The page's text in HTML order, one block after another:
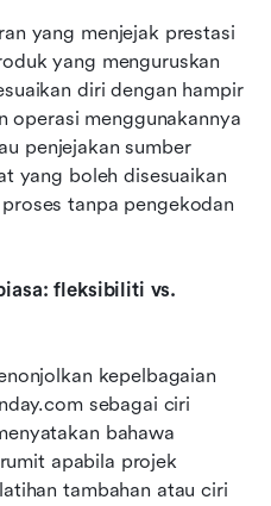
yang menjejak prestasi
yang menguruskan
diri dengan hampir
operasi menggunakannya
penjejakan sumber
yang boleh disesuaikan
tanpa pengekodan
fleksibiliti vs.
kepelbagaian
sebagai ciri
bahawa
apabila projek
tambahan atau ciri